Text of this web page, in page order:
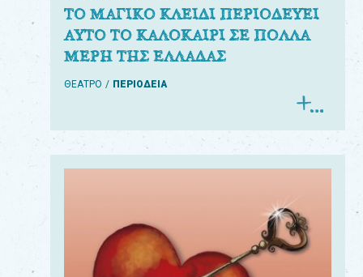
ΤΟ ΜΑΓΙΚΟ ΚΛΕΙΔΙ ΠΕΡΙΟΔΕΥΕΙ
ΑΥΤΟ ΤΟ ΚΑΛΟΚΑΙΡΙ ΣΕ ΠΟΛΛΑ
ΜΕΡΗ ΤΗΣ ΕΛΛΑΔΑΣ
ΘΕΑΤΡΟ ΠΕΡΙΟΔΕΙΑ